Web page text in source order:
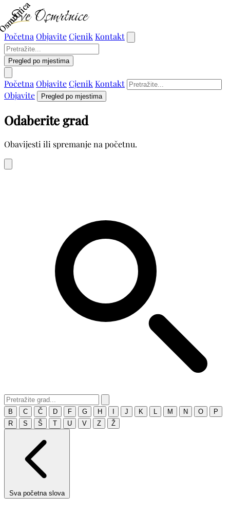
Početna ObjaviteCjenik Kontakt
Pregled po mjestima
Početna ObjaviteCjenik Kontakt
Objavite
Pregled po mjestima
Odaberite grad
Obavijesti ili spremanje na početnu.
B C Č D F G H J K M N O
P
R
S Š T U V Z Ž
Sva početna slova